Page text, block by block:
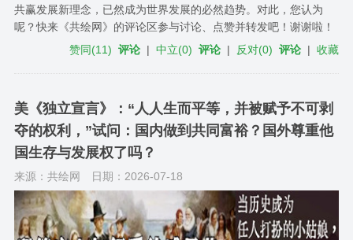
共赢发展新理念，已然成为世界发展的必然趋势。对此，您认为
呢？快来《共绘网》的评论区参与讨论、点赞并转发吧！谢谢啦！
赞同(11) 评论 |中立(0) 评论 | 反对(0) 评论 |收藏
美《独立宣言》：“人人生而平等，并被赋予不可剥
夺的权利，”试问：国内做到共同富裕？国外尊重他
国生存与发展权了吗？
来源：共绘网 日期：2026-07-18